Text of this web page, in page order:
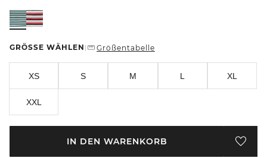
GRÖSSE WÄHLEN | Größentabelle
XS S M L XL
XXL
IN DEN WARENKORB